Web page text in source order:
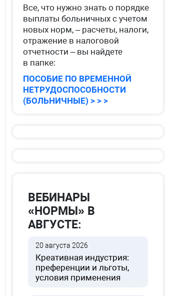
Все, что нужно знать о порядке
выплаты больничных с учетом
новых норм, – расчеты, налоги,
отражение в налоговой
отчетности – вы найдете
в папке:
ПОСОБИЕ ПО ВРЕМЕННОЙ
НЕТРУДОСПОСОБНОСТИ
(БОЛЬНИЧНЫЕ) > > >
ВЕБИНАРЫ
«НОРМЫ» В
АВГУСТЕ:
20 августа 2026
Креативная индустрия:
преференции и льготы,
условия применения